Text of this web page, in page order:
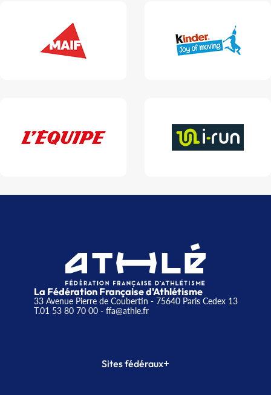
La Fédération Française d'Athlétisme
33 Avenue Pierre de Coubertin - 75640 Paris Cedex 13
T.01 53 80 70 00- ffa@athle.fr
Sites fédéraux+